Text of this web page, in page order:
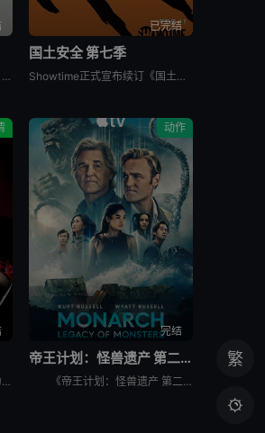
美剧《寡妇湾 第一季》讲述了，新英格兰外海40英里处的寡妇湾，终年被迷雾笼罩。这里流传着百年前的海难传说，所有出海的渔民葬身深海，只留下满岛寡妇与一道血色诅咒。新任市长汤姆·洛夫蒂斯决心振兴衰败的小镇
已完结
国土安全 第七季
Showtime正式宣布续订《国土安全》第7季。
大西洋帝国 第三季英文名为Boardwalk Empire Season 3，屡获殊荣的《大西洋帝国》（Boardwalk Empire）第三季将于北京时间9月17日播出，本季为12集。 &nbs
动作
完结
帝王计划：怪兽遗产 第二季
《帝王计划：怪兽遗产 第二季》讲述了，泰坦X并非普通的怪兽，它本身就是一场活生生的灾难。当它巨大的、散发着生物光辉的身躯冲破海面时，整个世界仿佛都屏住了呼吸。在第二季中，泰坦X成为了谜团的核心——
繁
